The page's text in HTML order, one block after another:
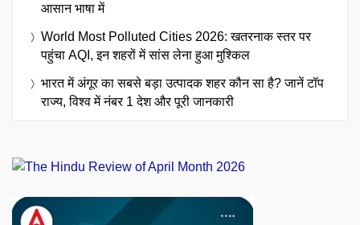
आसान भाषा में
World Most Polluted Cities 2026: खतरनाक स्तर पर
पहुंचा AQI, इन शहरों में सांस लेना हुआ मुश्किल
भारत में अंगूर का सबसे बड़ा उत्पादक शहर कौन सा है? जानें टॉप
राज्य, विश्व में नंबर 1 देश और पूरी जानकारी